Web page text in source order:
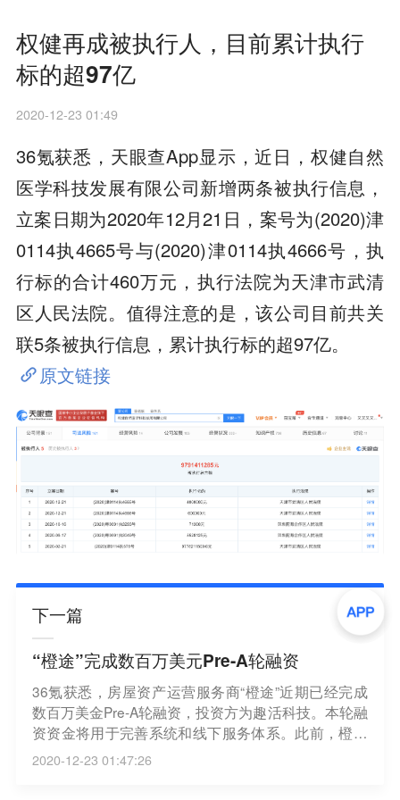
权健再成被执行人，目前累计执行
标的超97亿
2020-12-23 01:49
36氪获悉，天眼查App显示，近日，权健自然
医学科技发展有限公司新增两条被执行信息，
立案日期为2020年12月21日，案号为(2020)津
0114执4665号与(2020)津0114执4666号，执
行标的合计460万元，执行法院为天津市武清
区人民法院。值得注意的是，该公司目前共关
联5条被执行信息，累计执行标的超97亿。
原文链接
下一篇
“橙途”完成数百万美元Pre-A轮融资
36氪获悉，房屋资产运营服务商“橙途”近期已经完成
数百万美金Pre-A轮融资，投资方为趣活科技。本轮融
资资金将用于完善系统和线下服务体系。此前，橙途
于2018年年底获得了500万元天使轮融资。橙途没有
2020-12-23 01:47:26